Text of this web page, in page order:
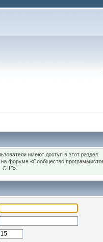
имеют доступ в этот раздел.
форуме «Сообщество
СНГ».